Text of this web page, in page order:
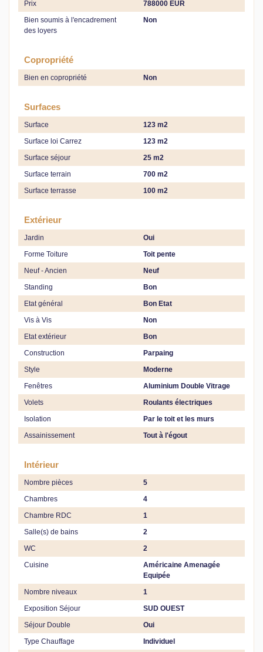
Prix
788000 EUR
Bien soumis à l'encadrement
des loyers
Non
Copropriété
Bien en copropriété Non
Surfaces
Surface
123 m2
Surface loi Carrez
123 m2
Surface séjour
25 m2
Surface terrain
700 m2
Surface terrasse
100 m2
Extérieur
Jardin
Oui
Forme Toiture
Toit pente
Neuf - Ancien
Neuf
Standing
Bon
Etat général
Bon Etat
Vis à Vis
Non
Etat extérieur
Bon
Construction
Parpaing
Style
Moderne
Fenêtres
Aluminium Double Vitrage
Volets
Roulants électriques
Isolation
Par le toit et les murs
Assainissement
Tout à l'égout
Intérieur
Nombre pièces
5
Chambres
4
Chambre RDC
1
Salle(s) de bains
2
WC
2
Cuisine
Américaine Amenagée
Equipée
Nombre niveaux
1
Exposition Séjour
SUD OUEST
Séjour Double
Oui
Type Chauffage
Individuel